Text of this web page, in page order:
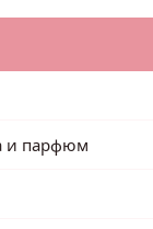
и парфюм